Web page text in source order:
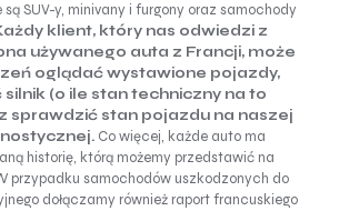
SUV-y, minivany i furgony oraz samochody
klient, który nas odwiedzi z
używanego auta z Francji, może
oglądać wystawione pojazdy,
(o ile stan techniczny na to
sprawdzić stan pojazdu na naszej
Co więcej, każde auto ma
historię, którą możemy przedstawić na
przypadku samochodów uszkodzonych do
dołączamy również raport francuskiego